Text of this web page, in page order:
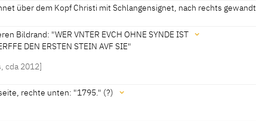
29.01.1999]
über dem Kopf Christi mit Schlangensignet, nach rechts gewandt
Schlangensignet, nach rechts gewandt
Bildrand: "WER VNTER EVCH OHNE SYNDE IST
DEN ERSTEN STEIN AVF SIE"
cda 2012]
rechte unten: "1795." (?)